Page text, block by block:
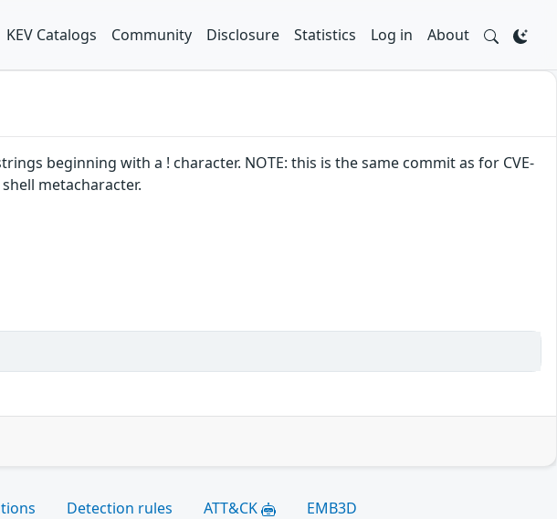
KEV Catalogs Community Disclosure Statistics Log in About
beginning with a ! character. NOTE: this is the same commit as for CVE-
metacharacter.
Detection rules ATT&CK EMB3D